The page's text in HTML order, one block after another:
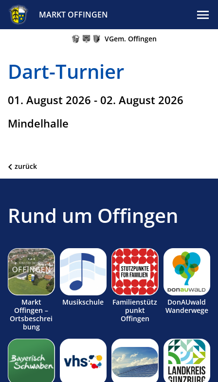
MARKT OFFINGEN
VGem. Offingen
Dart-Turnier
01. August 2026 - 02. August 2026
Mindelhalle
zurück
Rund um Offingen
Markt
Offingen –
Ortsbeschrei
bung
Musikschule
Familienstütz
punkt
Offingen
DonAUwald
Wanderwege